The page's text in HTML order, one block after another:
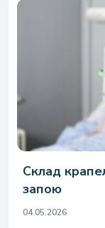
Склад
запою
04.05.2026